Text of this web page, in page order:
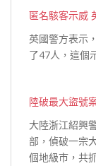
匿名駭客示威
英國警方表示
了47人，這個
陸破最大盜號
大陸浙江紹興
部，偵破一宗
個地級市，共